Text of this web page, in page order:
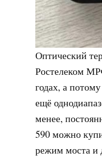
Оптический
Ростелеком
годах, а
ещё
менее,
590 можно
режим моста и